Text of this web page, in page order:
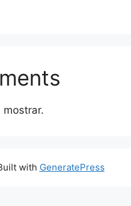
mostrar.
with GeneratePress